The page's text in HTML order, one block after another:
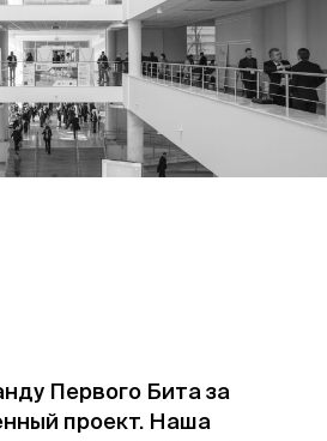
Первого Бита за
проект. Наша